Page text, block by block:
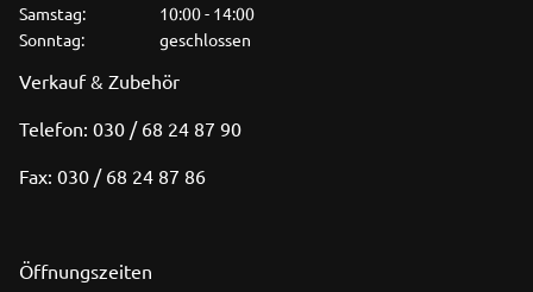
Samstag:
10:00 - 14:00
Sonntag:
geschlossen
Verkauf & Zubehör
Telefon: 030 / 68 24 87 90
Fax: 030 / 68 24 87 86
Öffnungszeiten